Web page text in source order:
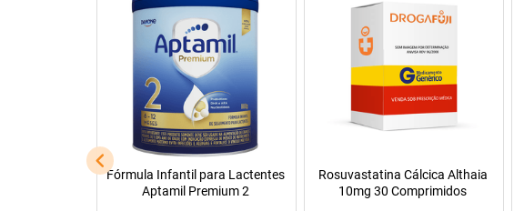
Tadalafila Ems 5mg 30
comprimidos revestidos
Leve + Pague -
Pregomin Fórmula Infantil para
Lactentes Pepti 400g